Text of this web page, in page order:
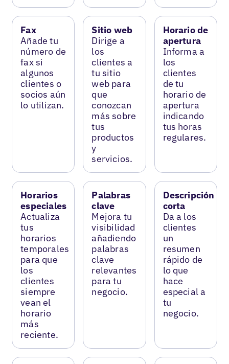
Fax
Añade tu
número de
fax si
algunos
clientes o
socios aún
lo utilizan.
Sitio web
Dirige a
los
clientes a
tu sitio
web para
que
conozcan
más sobre
tus
productos
y
servicios.
Horario de
apertura
Informa a
los
clientes
de tu
horario de
apertura
indicando
tus horas
regulares.
Horarios
especiales
Actualiza
tus
horarios
temporales
para que
los
clientes
siempre
vean el
horario
más
reciente.
Palabras
clave
Mejora tu
visibilidad
añadiendo
palabras
clave
relevantes
para tu
negocio.
Descripción
corta
Da a los
clientes
un
resumen
rápido de
lo que
hace
especial a
tu
negocio.